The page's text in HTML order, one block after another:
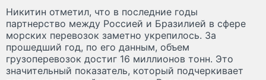
Никитин отметил, что в последние годы
партнерство между Россией и Бразилией в сфере
морских перевозок заметно укрепилось. За
прошедший год, по его данным, объем
грузоперевозок достиг 16 миллионов тонн. Это
значительный показатель, который подчеркивает